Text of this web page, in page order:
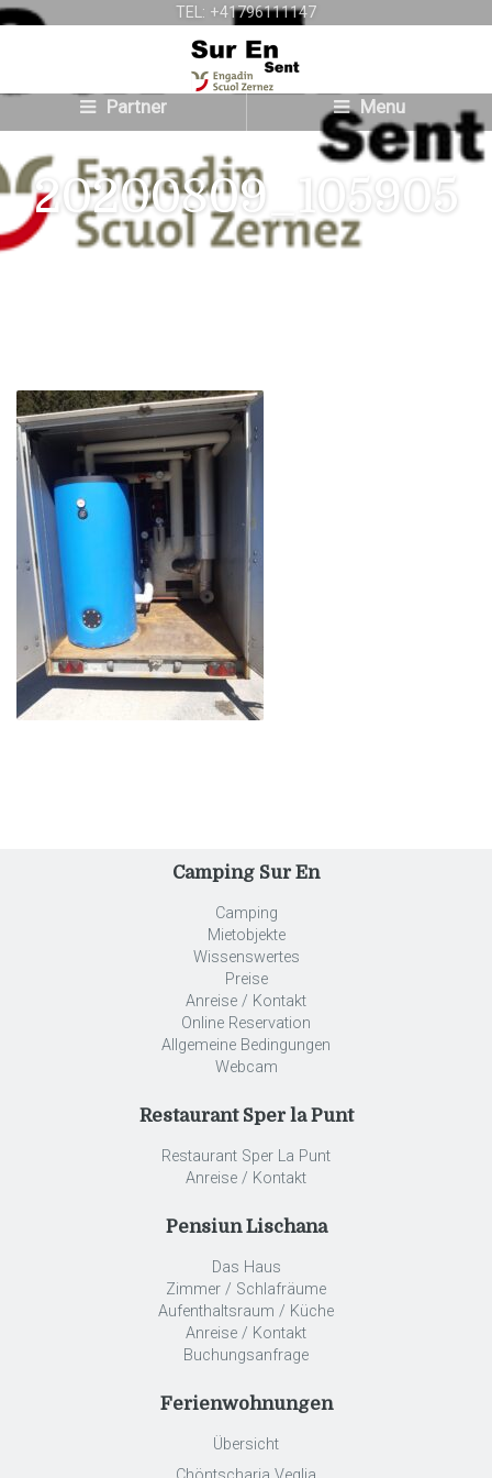
TEL: +41796111147
Partner Menu
20200809_105905
Camping Sur En
Camping
Mietobjekte
Wissenswertes
Preise
Anreise / Kontakt
Online Reservation
Allgemeine Bedingungen
Webcam
Restaurant Sper la Punt
Restaurant Sper La Punt
Anreise / Kontakt
Pensiun Lischana
Das Haus
Zimmer / Schlafräume
Aufenthaltsraum / Küche
Anreise / Kontakt
Buchungsanfrage
Ferienwohnungen
Übersicht